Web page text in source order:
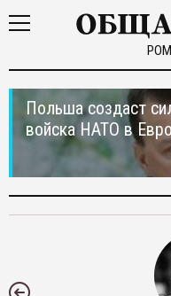
Польша создаст
войска НАТО в